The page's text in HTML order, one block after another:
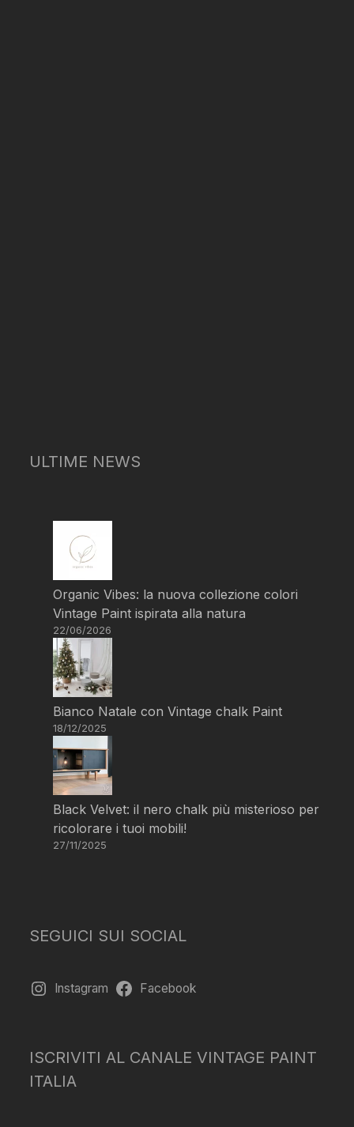
ULTIME NEWS
Organic Vibes: la nuova collezione colori
Vintage Paint ispirata alla natura
22/06/2026
Bianco Natale con Vintage chalk Paint
18/12/2025
Black Velvet: il nero chalk più misterioso per
ricolorare i tuoi mobili!
27/11/2025
SEGUICI SUI SOCIAL
Instagram Facebook
ISCRIVITI AL CANALE VINTAGE PAINT
ITALIA